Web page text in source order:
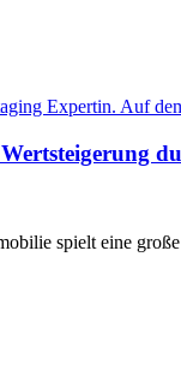
spielt eine